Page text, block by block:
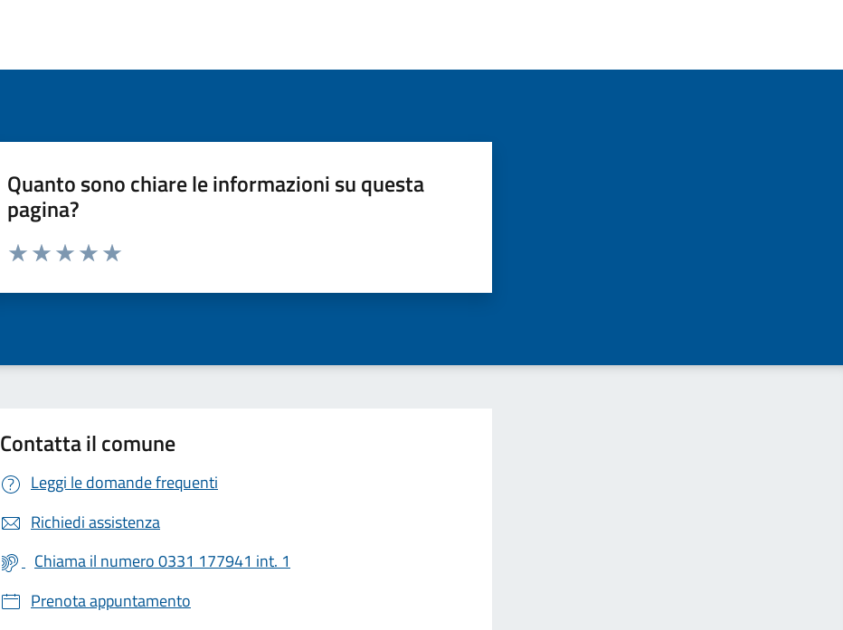
Quanto sono chiare le informazioni su questa
pagina?
Valuta da 1 a 5 stelle la pagina
Contatta il comune
Leggi le domande frequenti
Richiedi assistenza
Chiama il numero 0331 177941 int. 1
Prenota appuntamento